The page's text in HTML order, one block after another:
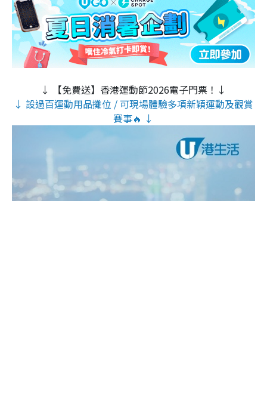
↓ 【免費送】香港運動節2026電子門票！↓
↓ 設過百運動用品攤位 / 可現場體驗多項新穎運動及觀賞
賽事🔥 ↓